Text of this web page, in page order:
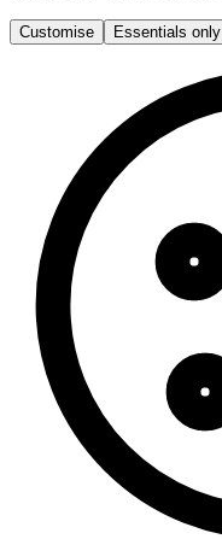
Customise Essentials only